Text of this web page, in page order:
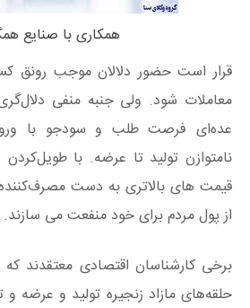
همکاری با صنایع
قرار است حضور دلالان موجب رونق
معاملات شود. ولی جنبه منفی
عده‌ای فرصت طلب و سودجو با
نامتوازن تولید تا عرضه. با طویل‌کردن
قیمت های بالاتری به دست
از پول مردم برای خود منفعت می سازند.
برخی کارشناسان اقتصادی معتقدند که
حلقه‌های مازاد زنجیره تولید و